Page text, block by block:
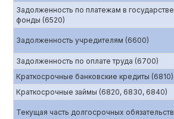
Задолженность по платежам в
фонды (6520)
Задолженность учредителям (6600)
Задолженность по оплате труда (6700)
Краткосрочные банковские кредиты (6810)
Краткосрочные займы (6820, 6830, 6840)
Текущая часть долгосрочных